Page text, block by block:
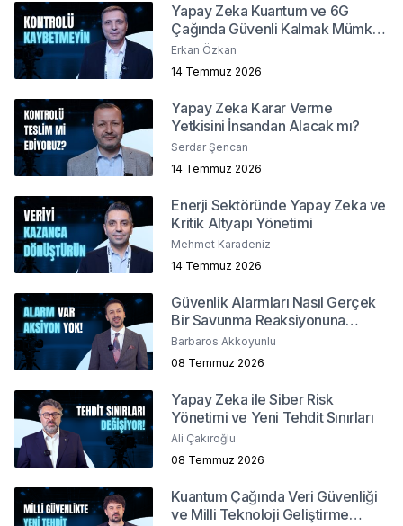
Yapay Zeka Kuantum ve 6G
Çağında Güvenli Kalmak Mümkün
mü?
Erkan Özkan
14 Temmuz 2026
Yapay Zeka Karar Verme
Yetkisini İnsandan Alacak mı?
Serdar Şencan
14 Temmuz 2026
Enerji Sektöründe Yapay Zeka ve
Kritik Altyapı Yönetimi
Mehmet Karadeniz
14 Temmuz 2026
Güvenlik Alarmları Nasıl Gerçek
Bir Savunma Reaksiyonuna
Dönüşür ?
Barbaros Akkoyunlu
08 Temmuz 2026
Yapay Zeka ile Siber Risk
Yönetimi ve Yeni Tehdit Sınırları
Ali Çakıroğlu
08 Temmuz 2026
Kuantum Çağında Veri Güvenliği
ve Milli Teknoloji Geliştirme